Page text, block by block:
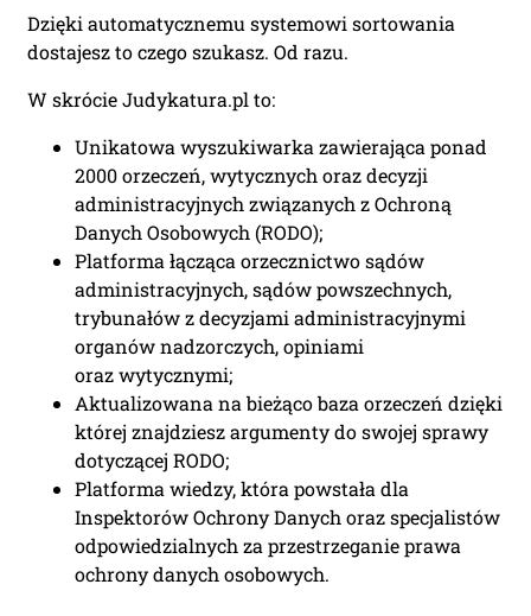
Dzięki automatycznemu systemowi sortowania
dostajesz to czego szukasz. Od razu.
W skrócie Judykatura.pl to:
Unikatowa wyszukiwarka zawierająca ponad
2000 orzeczeń, wytycznych oraz decyzji
administracyjnych związanych z Ochroną
Danych Osobowych (RODO);
Platforma łącząca orzecznictwo sądów
administracyjnych, sądów powszechnych,
trybunałów z decyzjami administracyjnymi
organów nadzorczych, opiniami
oraz wytycznymi;
Aktualizowana na bieżąco baza orzeczeń dzięki
której znajdziesz argumenty do swojej sprawy
dotyczącej RODO;
Platforma wiedzy, która powstała dla
Inspektorów Ochrony Danych oraz specjalistów
odpowiedzialnych za przestrzeganie prawa
ochrony danych osobowych.